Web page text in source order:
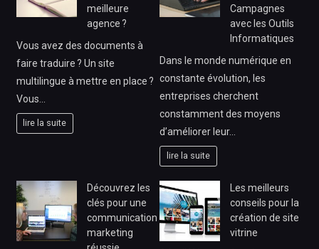
meilleure
agence ?
Vous avez des documents à
faire traduire ? Un site
multilingue à mettre en place ?
Vous…
lire la suite
Campagnes
avec les Outils
Informatiques
Dans le monde numérique en
constante évolution, les
entreprises cherchent
constamment des moyens
d’améliorer leur…
lire la suite
Découvrez les
clés pour une
communication
marketing
Les meilleurs
conseils pour la
création de site
vitrine